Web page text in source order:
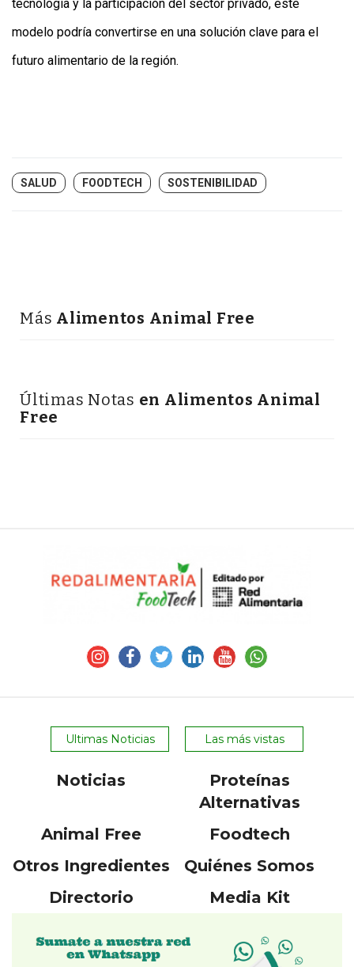
tecnología y la participación del sector privado, este
modelo podría convertirse en una solución clave para el
futuro alimentario de la región.
SALUD FOODTECH SOSTENIBILIDAD
Más Alimentos Animal Free
Últimas Notas en Alimentos Animal
Free
Ultimas Noticias Las más vistas
Noticias
Proteínas
Alternativas
Animal Free
Foodtech
Otros Ingredientes
Quiénes Somos
Directorio
Media Kit